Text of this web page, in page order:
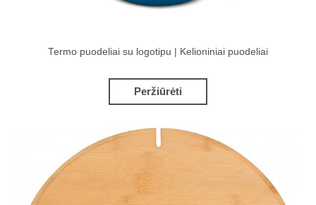
Termo puodeliai su logotipu | Kelioniniai puodeliai
Peržiūrėti